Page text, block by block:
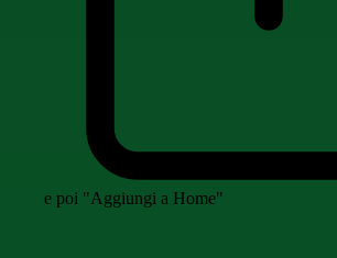
e poi "Aggiungi a Home"